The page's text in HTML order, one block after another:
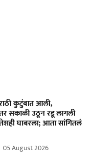
कुटुंबात आली,
सकाळी उठून रडू लागली
घाबरला; आता सांगितलं
05 August 2026